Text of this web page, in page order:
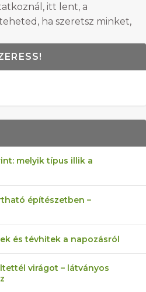
itt lent, a
ha szeretsz minket,
melyik típus illik a
építészetben –
és tévhitek a napozásról
virágot – látványos